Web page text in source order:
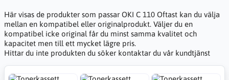
Här visas de produkter som passar OKI C 110 Oftast kan du välja
mellan en kompatibel eller originalprodukt. Väljer du en
kompatibel icke original får du minst samma kvalitet och
kapacitet men till ett mycket lägre pris.
Hittar du inte produkten du söker kontaktar du vår kundtjänst